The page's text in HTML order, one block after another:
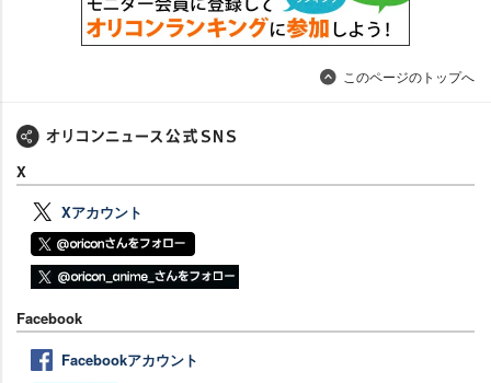
このページのトップへ
X
Xアカウント
Facebook
Facebookアカウント